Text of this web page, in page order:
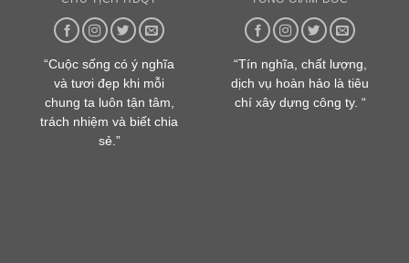
“Cuộc sống có ý nghĩa
và tươi đẹp khi mỗi
chung ta luôn tận tâm,
trách nhiệm và biết chia
sẻ.”
“Tín nghĩa, chất lượng,
dịch vụ hoàn hảo là tiêu
chí xây dựng công ty. “